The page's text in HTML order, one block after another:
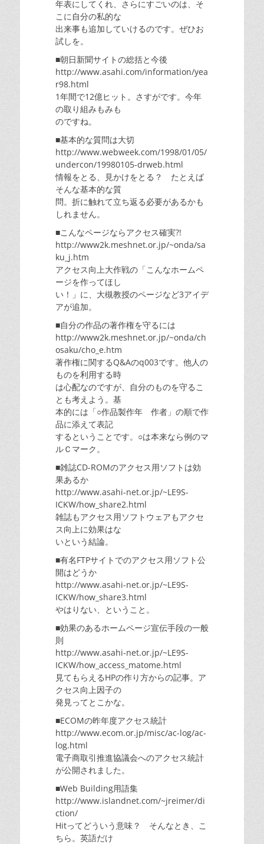
年表にしてくれ、さらにすごいのは、そ
こに自分の私的な
出来事も追加していけるのです。ぜひお
試しを。
■朝日新聞サイトの総括と今後
http://www.asahi.com/information/yea
r98.html
1年間で12億ヒット。さすがです。今年
の取り組みもみも
のですね。
■基本的な質問は大切
http://www.webweek.com/1998/01/05/
undercon/19980105-drweb.html
情報をとる、見かけをとる？ たとえば
そんな基本的な質
問。折に触れて立ち返る必要があるかも
しれません。
■こんなページならアクセス確実?!
http://www2k.meshnet.or.jp/~onda/sa
ku_j.htm
アクセス向上大作戦の「こんなホームペ
ージを作ってほし
い！」に、大槻教授のページなど3アイデ
アが追加。
■自分の作品の著作権を守るには
http://www2k.meshnet.or.jp/~onda/ch
osaku/cho_e.htm
著作権に関するQ&Aのq003です。他人の
ものを利用する時
は心配なのですが、自分のものを守るこ
とも考えよう。基
本的には「○作品製作年 作者」の順で作
品に添えて表記
するということです。○は本来なら例のマ
ルＣマーク。
■雑誌CD-ROMのアクセス用ソフトは効
果あるか
http://www.asahi-net.or.jp/~LE9S-
ICKW/how_share2.html
雑誌もアクセス用ソフトウェアもアクセ
ス向上に効果はな
いという結論。
■有名FTPサイトでのアクセス用ソフト公
開はどうか
http://www.asahi-net.or.jp/~LE9S-
ICKW/how_share3.html
やはりない、ということ。
■効果のあるホームページ宣伝手段の一般
則
http://www.asahi-net.or.jp/~LE9S-
ICKW/how_access_matome.html
見てもらえるHPの作り方からの記事。ア
クセス向上因子の
発見ってとこかな。
■ECOMの昨年度アクセス統計
http://www.ecom.or.jp/misc/ac-log/ac-
log.html
電子商取引推進協議会へのアクセス統計
が公開されました。
■Web Building用語集
http://www.islandnet.com/~jreimer/di
ction/
Hitってどういう意味？ そんなとき、こ
ちら。英語だけ